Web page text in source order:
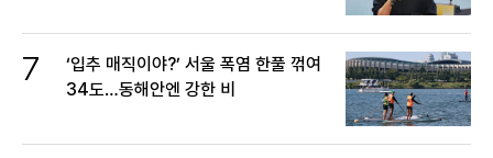
7
‘입추 매직이야?’ 서울 폭염 한풀 꺾여
34도…동해안엔 강한 비